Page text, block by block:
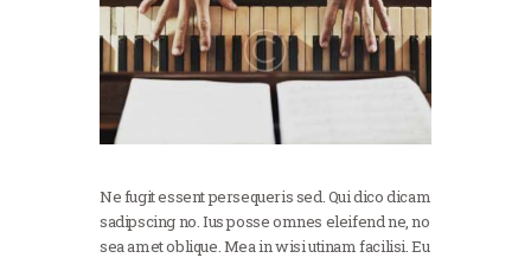
Ne fugit essent persequeris sed. Qui dico dicam
sadipscing no. Ius posse omnes eleifend ne, no
sea amet oblique. Mea in wisi utinam facilisi. Eu